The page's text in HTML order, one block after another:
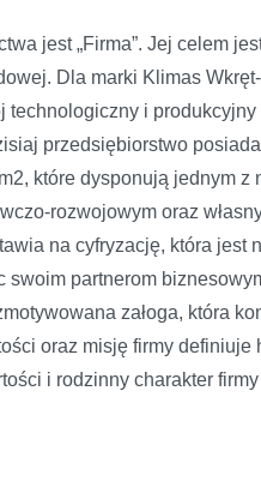
jest „Firma”. Jej celem
Dla marki Klimas
technologiczny i
przedsiębiorstwo
które dysponują jednym
rozwojowym oraz
na cyfryzację, która jest
partnerom
załoga, która
oraz misję firmy definiuje
i rodzinny charakter